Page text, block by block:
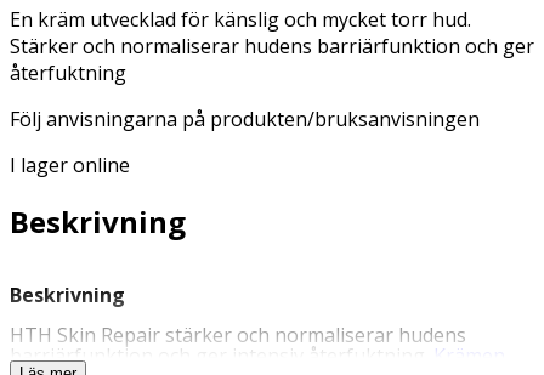
En kräm utvecklad för känslig och mycket torr hud.
Stärker och normaliserar hudens barriärfunktion och ger
återfuktning
Följ anvisningarna på produkten/bruksanvisningen
I lager online
Beskrivning
Beskrivning
HTH Skin Repair stärker och normaliserar hudens
barriärfunktion och ger intensiv återfuktning. Krämen